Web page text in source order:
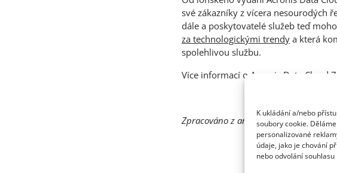
K ukládání a/nebo
soubory cookie.
personalizované
údaje, jako je chování
nebo odvolání
své zákazníky z vícera nesourodých
dále a poskytovatelé služeb teď
za technologickými trendy a která
spolehlivou službu.
Více informací o Acronis Data Cloud
Zpracováno z anglických zdrojů